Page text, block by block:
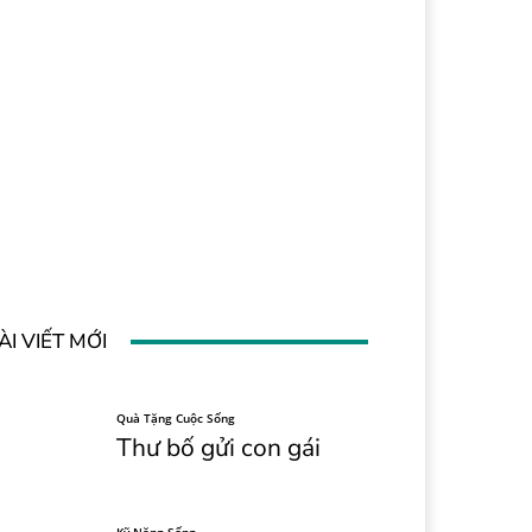
VIẾT MỚI
Quà Tặng Cuộc Sống
Thư bố gửi con gái